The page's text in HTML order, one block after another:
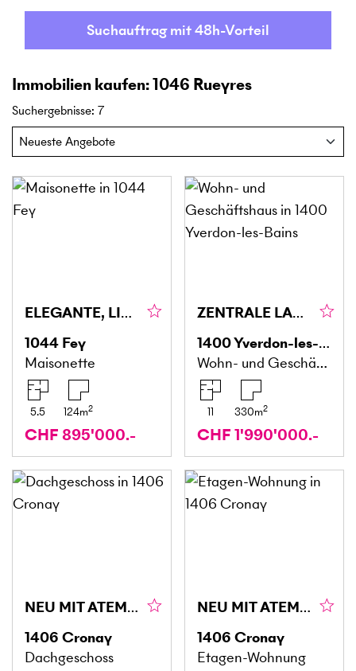
Suchauftrag mit 48h-Vorteil
Immobilien kaufen: 1046 Rueyres
Suchergebnisse: 7
ELEGANTE, LICHTDURCHFLUTETE DUPLEX
1044 Fey
Maisonette
5.5 124m2
CHF 895'000.-
ZENTRALE LAGE UND STABILES RENDEMENT
1400Yverdon-les-Bains
Wohn- und Geschäftshaus
11 330m2
CHF 1'990'000.-
NEU MIT ATEMBERAUBENDER AUSSICHT
1406 Cronay
Dachgeschoss
NEU MIT ATEMBERAUBENDER AUSSICHT
1406 Cronay
Etagen-Wohnung